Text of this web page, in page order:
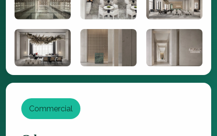
Commercial